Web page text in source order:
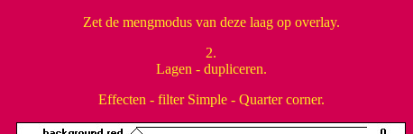
Zet de mengmodus van deze laag op overlay.
2.
Lagen - dupliceren.
Effecten - filter Simple - Quarter corner.